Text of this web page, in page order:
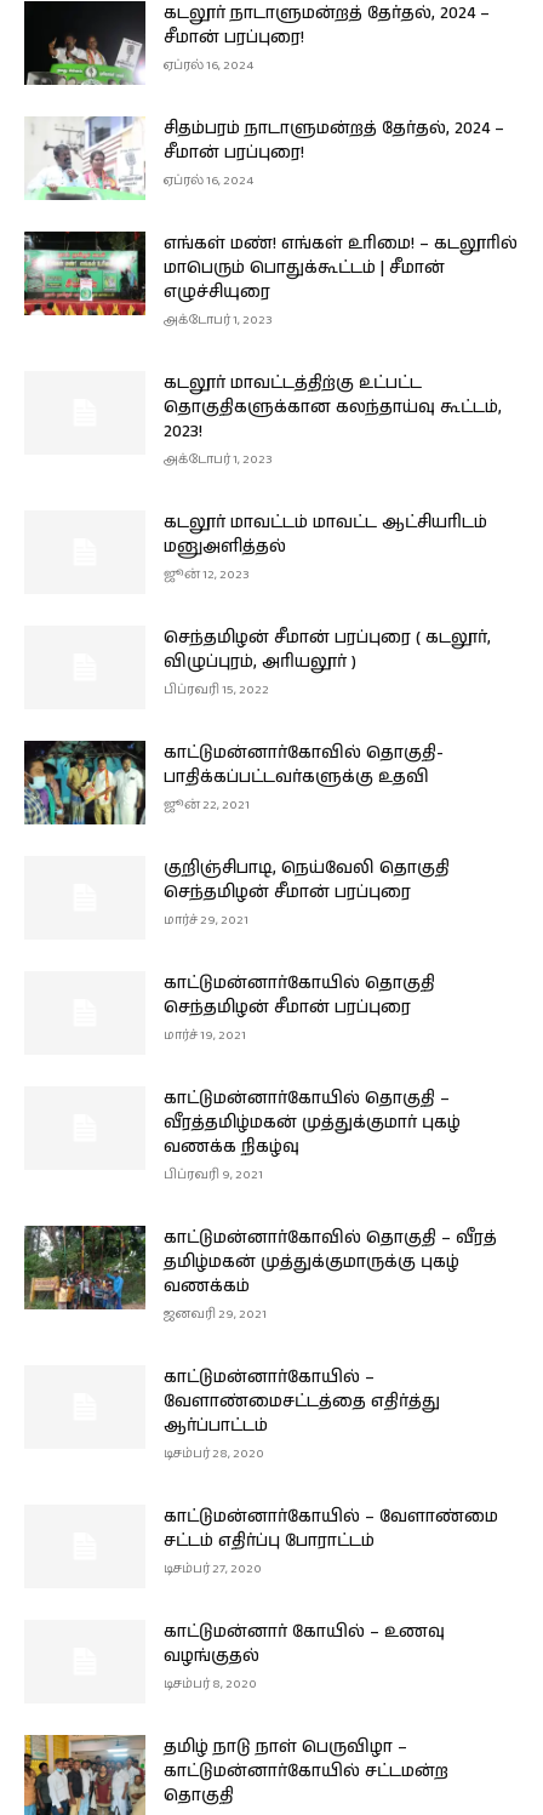
கடலூர் நாடாளுமன்றத் தேர்தல், 2024 –
சீமான் பரப்புரை!
ஏப்ரல் 16, 2024
சிதம்பரம் நாடாளுமன்றத் தேர்தல், 2024 –
சீமான் பரப்புரை!
ஏப்ரல் 16, 2024
எங்கள் மண்! எங்கள் உரிமை! – கடலூரில்
மாபெரும் பொதுக்கூட்டம் | சீமான்
எழுச்சியுரை
அக்டோபர் 1, 2023
கடலூர் மாவட்டத்திற்கு உட்பட்ட
தொகுதிகளுக்கான கலந்தாய்வு கூட்டம்,
2023!
அக்டோபர் 1, 2023
கடலூர் மாவட்டம் மாவட்ட ஆட்சியரிடம்
மனுஅளித்தல்
ஜூன் 12, 2023
செந்தமிழன் சீமான் பரப்புரை ( கடலூர்,
விழுப்புரம், அரியலூர் )
பிப்ரவரி 15, 2022
காட்டுமன்னார்கோவில் தொகுதி-
பாதிக்கப்பட்டவர்களுக்கு உதவி
ஜூன் 22, 2021
குறிஞ்சிபாடி, நெய்வேலி தொகுதி
செந்தமிழன் சீமான் பரப்புரை
மார்ச் 29, 2021
காட்டுமன்னார்கோயில் தொகுதி
செந்தமிழன் சீமான் பரப்புரை
மார்ச் 19, 2021
காட்டுமன்னார்கோயில் தொகுதி –
வீரத்தமிழ்மகன் முத்துக்குமார் புகழ்
வணக்க நிகழ்வு
பிப்ரவரி 9, 2021
காட்டுமன்னார்கோவில் தொகுதி – வீரத்
தமிழ்மகன் முத்துக்குமாருக்கு புகழ்
வணக்கம்
ஜனவரி 29, 2021
காட்டுமன்னார்கோயில் –
வேளாண்மைசட்டத்தை எதிர்த்து
ஆர்ப்பாட்டம்
டிசம்பர் 28, 2020
காட்டுமன்னார்கோயில் – வேளாண்மை
சட்டம் எதிர்ப்பு போராட்டம்
டிசம்பர் 27, 2020
காட்டுமன்னார் கோயில் – உணவு
வழங்குதல்
டிசம்பர் 8, 2020
தமிழ் நாடு நாள் பெருவிழா –
காட்டுமன்னார்கோயில் சட்டமன்ற
தொகுதி